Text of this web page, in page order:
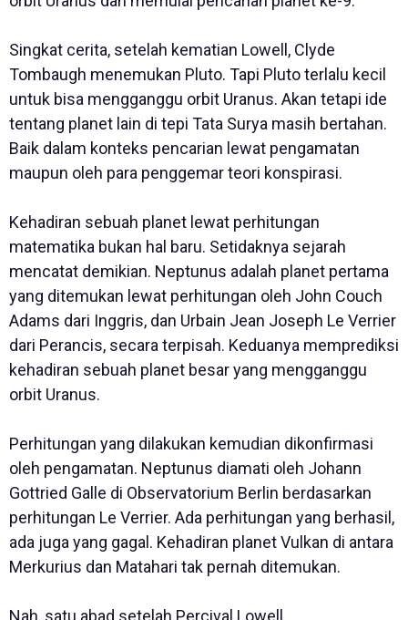
Singkat cerita, setelah kematian Lowell, Clyde
Tombaugh menemukan Pluto. Tapi Pluto terlalu kecil
untuk bisa mengganggu orbit Uranus. Akan tetapi ide
tentang planet lain di tepi Tata Surya masih bertahan.
Baik dalam konteks pencarian lewat pengamatan
maupun oleh para penggemar teori konspirasi.
Kehadiran sebuah planet lewat perhitungan
matematika bukan hal baru. Setidaknya sejarah
mencatat demikian. Neptunus adalah planet pertama
yang ditemukan lewat perhitungan oleh John Couch
Adams dari Inggris, dan Urbain Jean Joseph Le Verrier
dari Perancis, secara terpisah. Keduanya memprediksi
kehadiran sebuah planet besar yang mengganggu
orbit Uranus.
Perhitungan yang dilakukan kemudian dikonfirmasi
oleh pengamatan. Neptunus diamati oleh Johann
Gottried Galle di Observatorium Berlin berdasarkan
perhitungan Le Verrier. Ada perhitungan yang berhasil,
ada juga yang gagal. Kehadiran planet Vulkan di antara
Merkurius dan Matahari tak pernah ditemukan.
Nah, satu abad setelah Percival Lowell